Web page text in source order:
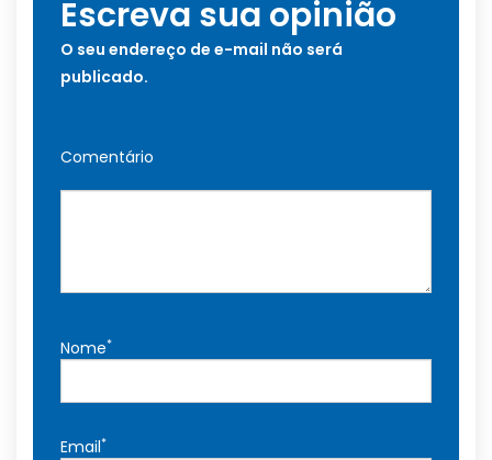
Escreva sua opinião
O seu endereço de e-mail não será
publicado.
Comentário
Nome*
Email*